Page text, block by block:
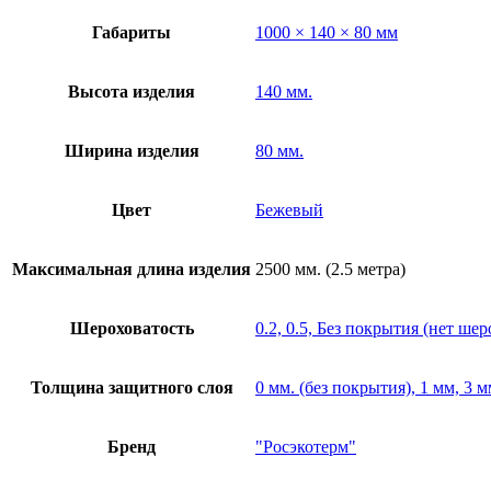
Габариты 1000 × 140 × 80 мм
Высота изделия 140 мм.
Ширина изделия 80 мм.
Цвет Бежевый
Максимальная длина изделия 2500 мм. (2.5 метра)
Шероховатость 0.2, 0.5, Без покрытия (нет
Толщина защитного слоя 0 мм. (без покрытия), 1 мм, 3
Бренд "Росэкотерм"